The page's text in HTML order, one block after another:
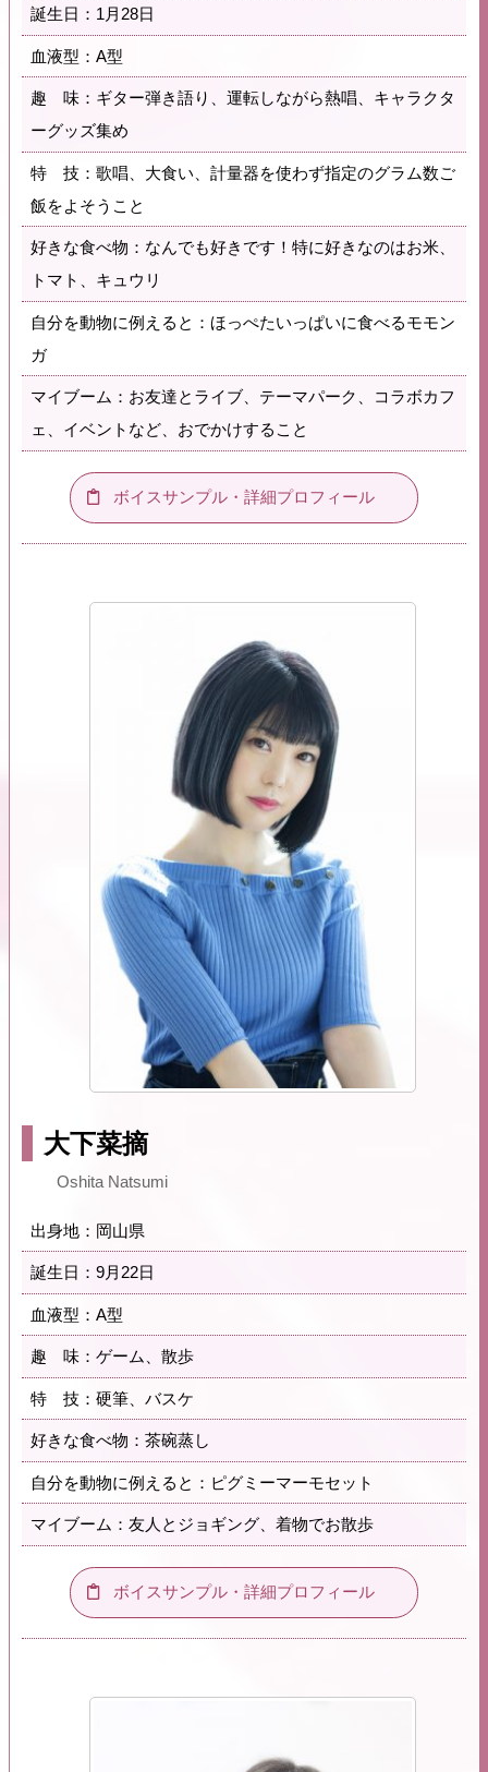
誕生日：1月28日
血液型：A型
趣 味：ギター弾き語り、運転しながら熱唱、キャラクタ
ーグッズ集め
特 技：歌唱、大食い、計量器を使わず指定のグラム数ご
飯をよそうこと
好きな食べ物：なんでも好きです！特に好きなのはお米、
トマト、キュウリ
自分を動物に例えると：ほっぺたいっぱいに食べるモモン
ガ
マイブーム：お友達とライブ、テーマパーク、コラボカフ
ェ、イベントなど、おでかけすること
ボイスサンプル・詳細プロフィール
大下菜摘
Oshita Natsumi
出身地：岡山県
誕生日：9月22日
血液型：A型
趣 味：ゲーム、散歩
特 技：硬筆、バスケ
好きな食べ物：茶碗蒸し
自分を動物に例えると：ピグミーマーモセット
マイブーム：友人とジョギング、着物でお散歩
ボイスサンプル・詳細プロフィール